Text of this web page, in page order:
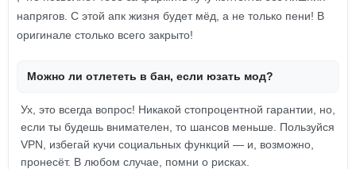
напрягов. С этой апк жизня будет мёд, а не только пени! В
оригинале столько всего закрыто!
Можно ли отлететь в бан, если юзать мод?
Ух, это всегда вопрос! Никакой стопроцентной гарантии, но,
если ты будешь внимателен, то шансов меньше. Пользуйся
VPN, избегай кучи социальных функций — и, возможно,
пронесёт. В любом случае, помни о рисках.